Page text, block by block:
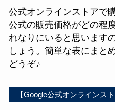
公式オンラインストアで
公式の販売価格がどの程
れなりにいると思います
しょう。簡単な表にまと
どうぞ♪
【Google公式オンラインスト